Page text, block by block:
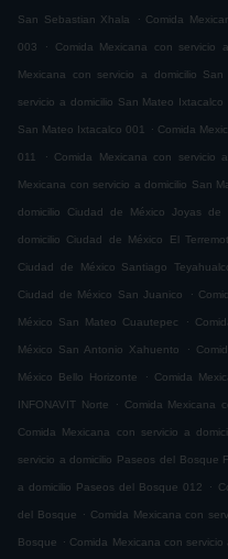
San Sebastian Xhala . Comida
003 . Comida Mexicana con servicio
Mexicana con servicio a domicilio
servicio a domicilio San Mateo Ixtacalco
San Mateo Ixtacalco 001 . Comida
011 . Comida Mexicana con servicio
Mexicana con servicio a domicilio San
domicilio Ciudad de México Joyas de
domicilio Ciudad de México El
Ciudad de México Santiago
Ciudad de México San Juanico .
México San Mateo Cuautepec .
México San Antonio Xahuento .
México Bello Horizonte . Comida
INFONAVIT Norte . Comida Mexicana
Comida Mexicana con servicio a
servicio a domicilio Paseos del Bosque
a domicilio Paseos del Bosque 012 .
del Bosque . Comida Mexicana con
Bosque . Comida Mexicana con